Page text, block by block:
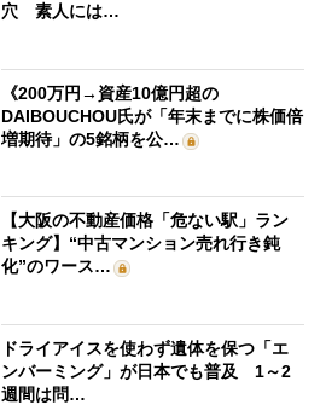
穴 素人には…
《200万円→資産10億円超の
DAIBOUCHOU氏が「年末までに株価倍
増期待」の5銘柄を公…
【大阪の不動産価格「危ない駅」ラン
キング】“中古マンション売れ行き鈍
化”のワース…
ドライアイスを使わず遺体を保つ「エ
ンバーミング」が日本でも普及 1～2
週間は問…